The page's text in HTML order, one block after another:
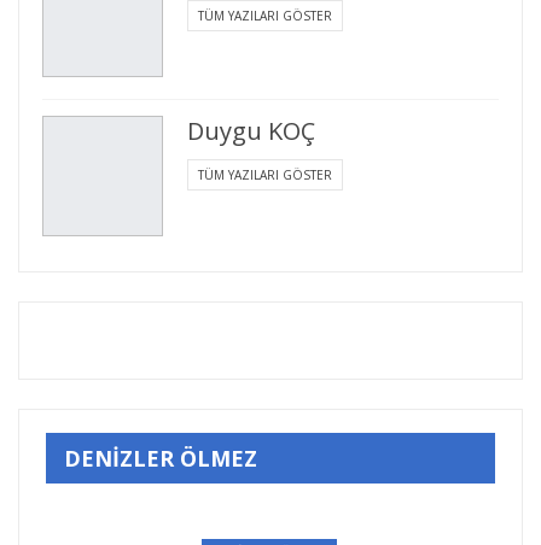
TÜM YAZILARI GÖSTER
Duygu KOÇ
TÜM YAZILARI GÖSTER
DENİZLER ÖLMEZ